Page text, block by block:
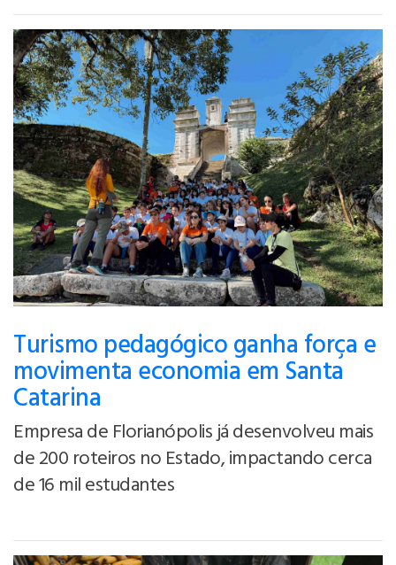
Turismo pedagógico ganha força e
movimenta economia em Santa
Catarina
Empresa de Florianópolis já desenvolveu mais
de 200 roteiros no Estado, impactando cerca
de 16 mil estudantes